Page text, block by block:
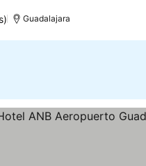
Guadalajara